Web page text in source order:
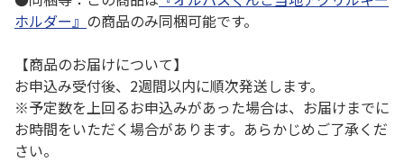
ホルダー』 の商品のみ同梱可能です。
【商品のお届けについて】
お申込み受付後、2週間以内に順次発送します。
※予定数を上回るお申込みがあった場合は、お届けまでに
お時間をいただく場合があります。あらかじめご了承くだ
さい。